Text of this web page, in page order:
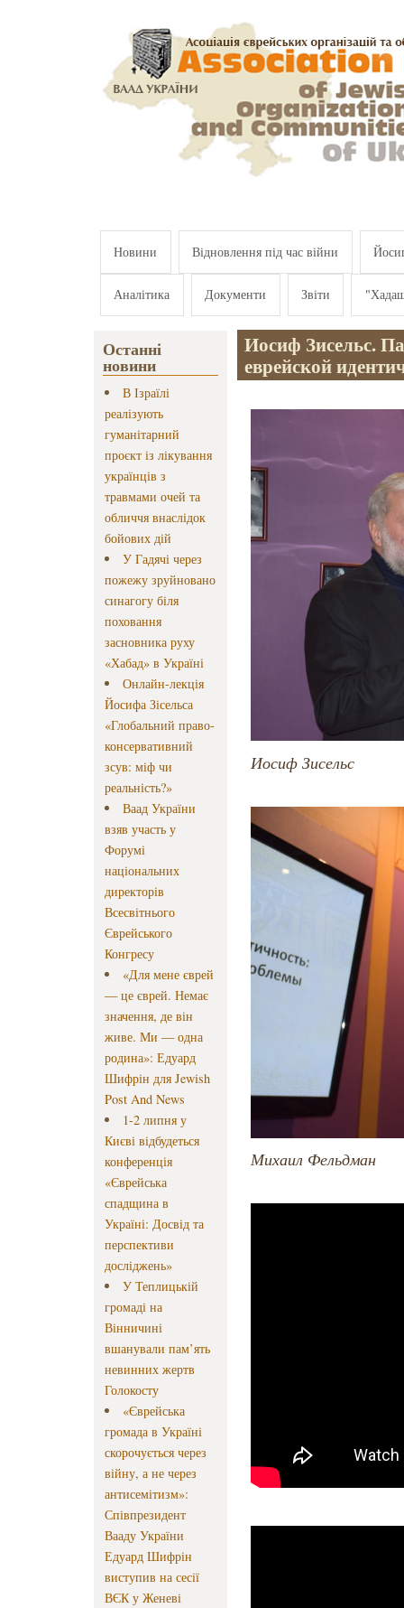
Новини Відновлення під час війни
Аналітика Документи Звіти
Останні
новини
В Ізраїлі
реалізують
гуманітарний
проєкт із лікування
українців з
травмами очей та
обличчя внаслідок
бойових дій
У Гадячі через
пожежу зруйновано
синагогу біля
поховання
засновника руху
«Хабад» в Україні
Онлайн-лекція
Йосифа Зісельса
«Глобальний право-
консервативний
зсув: міф чи
реальність?»
Ваад України
взяв участь у
Форумі
національних
директорів
Всесвітнього
Єврейського
Конгресу
«Для мене єврей
— це єврей. Немає
значення, де він
живе. Ми — одна
родина»: Едуард
Шифрін для Jewish
Post And News
1-2 липня у
Києві відбудеться
конференція
«Єврейська
спадщина в
Україні: Досвід та
перспективи
досліджень»
У Теплицькій
громаді на
Вінничині
вшанували пам’ять
невинних жертв
Голокосту
«Єврейська
громада в Україні
скорочується через
війну, а не через
антисемітизм»:
Співпрезидент
Вааду України
Едуард Шифрін
виступив на сесії
ВЄК у Женеві
Иосиф Зисельс.
еврейской
Иосиф Зисельс
Михаил Фельдман